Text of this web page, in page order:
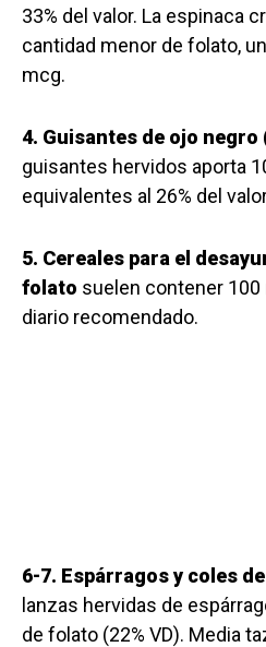
33% del valor. La espinaca
cantidad menor de folato,
mcg.
4. Guisantes de ojo negro
guisantes hervidos aporta
equivalentes al 26% del
5. Cereales para el
folato suelen contener 100
diario recomendado.
6-7. Espárragos y coles
lanzas hervidas de
de folato (22% VD). Media